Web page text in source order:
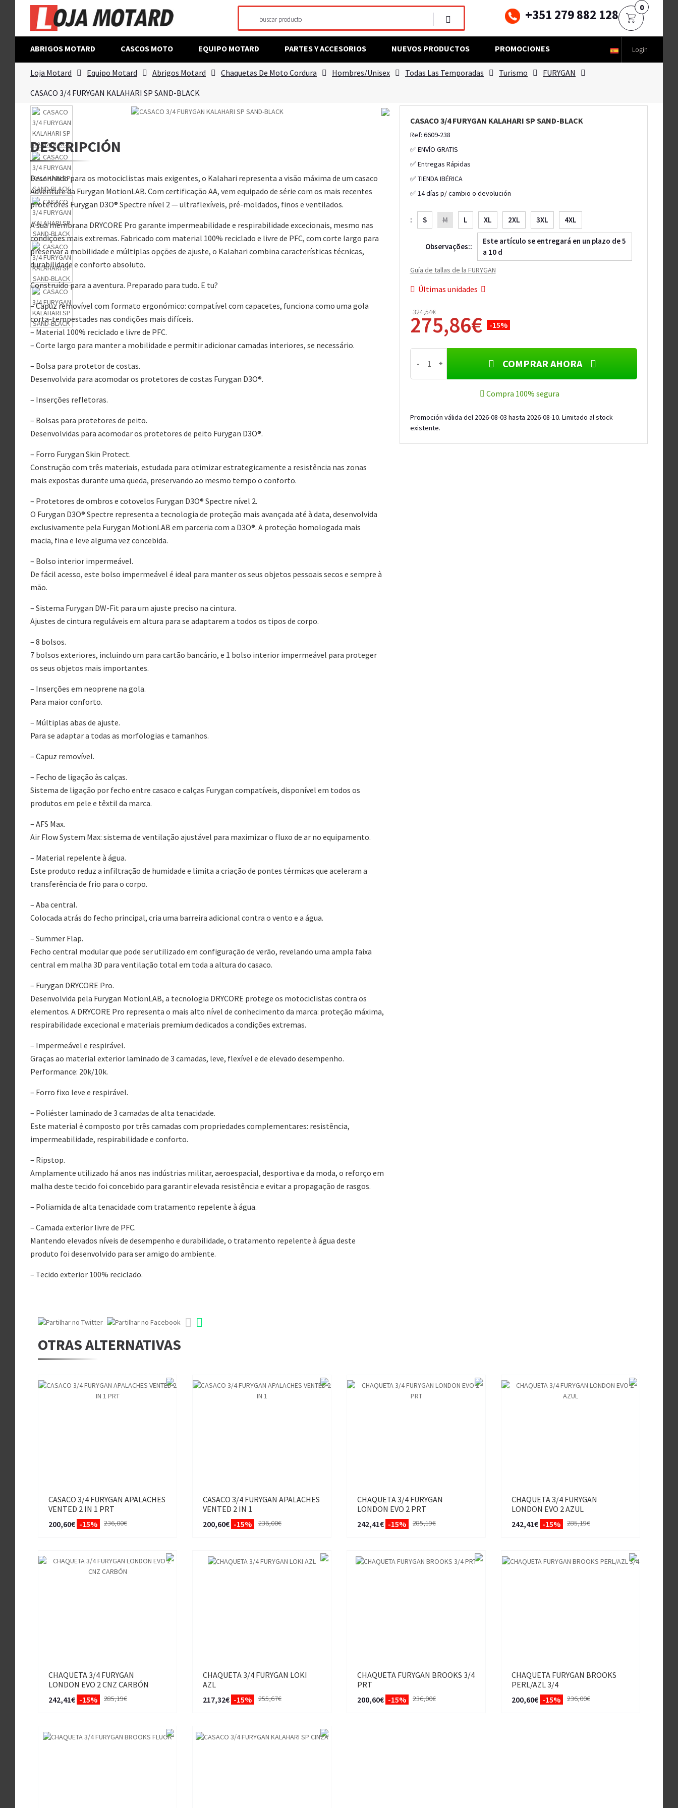
ABRIGOS MOTARD CASCOS MOTO EQUIPO MOTARD PARTES Y ACCESORIOS NUEVOS PRODUCTOS PROMOCIONES Login
+351 279 882 128 0
Loja Motard Equipo Motard Abrigos Motard Chaquetas De Moto Cordura Hombres/Unisex Todas Las Temporadas Turismo
FURYGAN
CASACO 3/4 FURYGAN KALAHARI SP SAND-BLACK
DESCRIPCIÓN
Desenhado para os motociclistas mais exigentes, o Kalahari representa a visão máxima de um casaco
Adventure da Furygan MotionLAB. Com certificação AA, vem equipado de série com os mais recentes
protetores Furygan D3O® Spectre nível 2 — ultraflexíveis, pré-moldados, finos e ventilados.
A sua membrana DRYCORE Pro garante impermeabilidade e respirabilidade excecionais, mesmo nas
condições mais extremas. Fabricado com material 100% reciclado e livre de PFC, com corte largo para
preservar a mobilidade e múltiplas opções de ajuste, o Kalahari combina características técnicas,
durabilidade e conforto absoluto.
Construído para a aventura. Preparado para tudo. E tu?
– Capuz removível com formato ergonómico: compatível com capacetes, funciona como uma gola
corta-tempestades nas condições mais difíceis.
– Material 100% reciclado e livre de PFC.
– Corte largo para manter a mobilidade e permitir adicionar camadas interiores, se necessário.
– Bolsa para protetor de costas.
Desenvolvida para acomodar os protetores de costas Furygan D3O®.
– Inserções refletoras.
– Bolsas para protetores de peito.
Desenvolvidas para acomodar os protetores de peito Furygan D3O®.
– Forro Furygan Skin Protect.
Construção com três materiais, estudada para otimizar estrategicamente a resistência nas zonas
mais expostas durante uma queda, preservando ao mesmo tempo o conforto.
– Protetores de ombros e cotovelos Furygan D3O® Spectre nível 2.
O Furygan D3O® Spectre representa a tecnologia de proteção mais avançada até à data, desenvolvida
exclusivamente pela Furygan MotionLAB em parceria com a D3O®. A proteção homologada mais
macia, fina e leve alguma vez concebida.
– Bolso interior impermeável.
De fácil acesso, este bolso impermeável é ideal para manter os seus objetos pessoais secos e sempre à
mão.
– Sistema Furygan DW-Fit para um ajuste preciso na cintura.
Ajustes de cintura reguláveis em altura para se adaptarem a todos os tipos de corpo.
– 8 bolsos.
7 bolsos exteriores, incluindo um para cartão bancário, e 1 bolso interior impermeável para proteger
os seus objetos mais importantes.
– Inserções em neoprene na gola.
Para maior conforto.
– Múltiplas abas de ajuste.
Para se adaptar a todas as morfologias e tamanhos.
– Capuz removível.
– Fecho de ligação às calças.
Sistema de ligação por fecho entre casaco e calças Furygan compatíveis, disponível em todos os
produtos em pele e têxtil da marca.
– AFS Max.
Air Flow System Max: sistema de ventilação ajustável para maximizar o fluxo de ar no equipamento.
– Material repelente à água.
Este produto reduz a infiltração de humidade e limita a criação de pontes térmicas que aceleram a
transferência de frio para o corpo.
– Aba central.
Colocada atrás do fecho principal, cria uma barreira adicional contra o vento e a água.
– Summer Flap.
Fecho central modular que pode ser utilizado em configuração de verão, revelando uma ampla faixa
central em malha 3D para ventilação total em toda a altura do casaco.
– Furygan DRYCORE Pro.
Desenvolvida pela Furygan MotionLAB, a tecnologia DRYCORE protege os motociclistas contra os
elementos. A DRYCORE Pro representa o mais alto nível de conhecimento da marca: proteção máxima,
respirabilidade excecional e materiais premium dedicados a condições extremas.
– Impermeável e respirável.
Graças ao material exterior laminado de 3 camadas, leve, flexível e de elevado desempenho.
Performance: 20k/10k.
– Forro fixo leve e respirável.
– Poliéster laminado de 3 camadas de alta tenacidade.
Este material é composto por três camadas com propriedades complementares: resistência,
impermeabilidade, respirabilidade e conforto.
– Ripstop.
Amplamente utilizado há anos nas indústrias militar, aeroespacial, desportiva e da moda, o reforço em
malha deste tecido foi concebido para garantir elevada resistência e evitar a propagação de rasgos.
– Poliamida de alta tenacidade com tratamento repelente à água.
– Camada exterior livre de PFC.
Mantendo elevados níveis de desempenho e durabilidade, o tratamento repelente à água deste
produto foi desenvolvido para ser amigo do ambiente.
– Tecido exterior 100% reciclado.
CASACO 3/4 FURYGAN KALAHARI SP SAND-BLACK
Ref: 6609-238
✅ ENVÍO GRATIS
✅ Entregas Rápidas
✅ TIENDA IBÉRICA
✅ 14 días p/ cambio o devolución
: S M L XL 2XL 3XL 4XL
Observações::
Este artículo se entregará en un plazo de 5
a 10 d
Guía de tallas de la FURYGAN
Últimas unidades
324,54€
275,86€ -15%
- + COMPRAR AHORA
Compra 100% segura
Promoción válida del 2026-08-03 hasta 2026-08-10. Limitado al stock
existente.
OTRAS ALTERNATIVAS
CASACO 3/4 FURYGAN APALACHES
VENTED 2 IN 1 PRT
200,60€ -15% 236,00€
CASACO 3/4 FURYGAN APALACHES
VENTED 2 IN 1
200,60€ -15% 236,00€
CHAQUETA 3/4 FURYGAN
LONDON EVO 2 PRT
242,41€ -15% 285,19€
CHAQUETA 3/4 FURYGAN
LONDON EVO 2 AZUL
242,41€ -15% 285,19€
CHAQUETA 3/4 FURYGAN
LONDON EVO 2 CNZ CARBÓN
242,41€ -15% 285,19€
CHAQUETA 3/4 FURYGAN LOKI
AZL
217,32€ -15% 255,67€
CHAQUETA FURYGAN BROOKS 3/4
PRT
200,60€ -15% 236,00€
CHAQUETA FURYGAN BROOKS
PERL/AZL 3/4
200,60€ -15% 236,00€